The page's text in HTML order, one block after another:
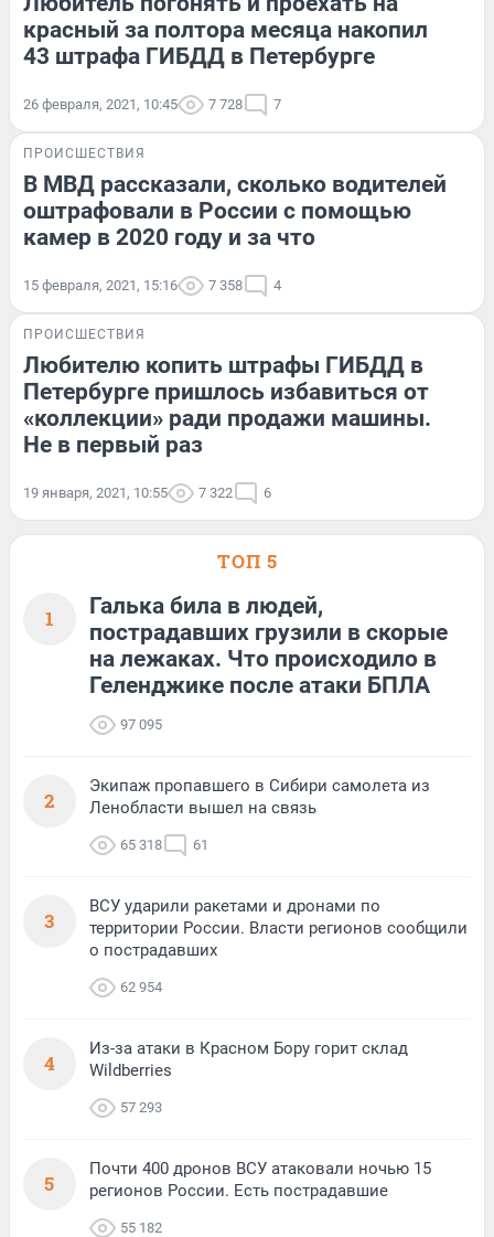
красный за полтора месяца накопил
43 штрафа ГИБДД в Петербурге
26 февраля, 2021, 10:45 7 728 7
ПРОИСШЕСТВИЯ
В МВД рассказали, сколько водителей
оштрафовали в России с помощью
камер в 2020 году и за что
15 февраля, 2021, 15:16 7 358 4
ПРОИСШЕСТВИЯ
Любителю копить штрафы ГИБДД в
Петербурге пришлось избавиться от
«коллекции» ради продажи машины.
Не в первый раз
19 января, 2021, 10:55 7 322 6
ТОП 5
1
Галька била в людей,
пострадавших грузили в скорые
на лежаках. Что происходило в
Геленджике после атаки БПЛА
97 095
2
Экипаж пропавшего в Сибири самолета из
Ленобласти вышел на связь
65 318 61
3
ВСУ ударили ракетами и дронами по
территории России. Власти регионов сообщили
о пострадавших
62 954
4
Из-за атаки в Красном Бору горит склад
Wildberries
57 293
5
Почти 400 дронов ВСУ атаковали ночью 15
регионов России. Есть пострадавшие
55 182